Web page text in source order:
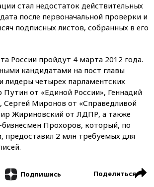
стал недостаток действительных
после первоначальной проверки и
подписных листов, собранных в его
России пройдут 4 марта 2012 года.
кандидатами на пост главы
лидеры четырех парламентских
от «Единой России», Геннадий
Миронов от «Справедливой
Жириновский от ЛДПР, а также
Прохоров, который, по
предоставил 2 млн требуемых для
Подпишись Поделиться